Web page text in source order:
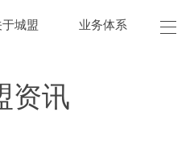
于城盟 业务体系 城
资讯